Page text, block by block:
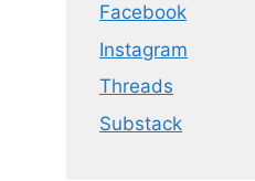
Facebook
Instagram
Threads
Substack